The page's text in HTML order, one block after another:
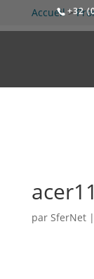
+32
Accueil>
par SferNet|